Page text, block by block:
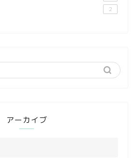
2
アーカイブ